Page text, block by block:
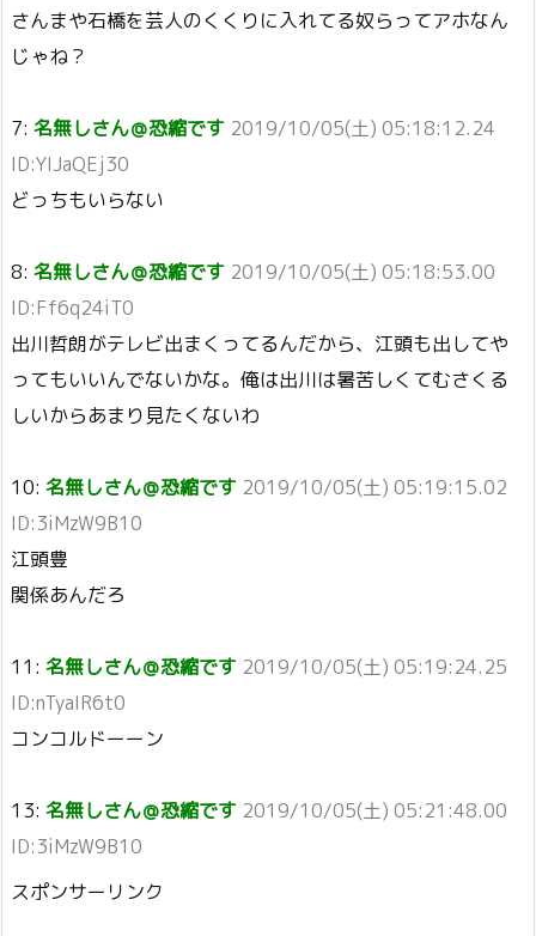
さんまや石橋を芸人のくくりに入れてる奴らってアホなん
じゃね？
7: 名無しさん＠恐縮です 2019/10/05(土) 05:18:12.24
ID:YIJaQEj30
どっちもいらない
8: 名無しさん＠恐縮です 2019/10/05(土) 05:18:53.00
ID:Ff6q24iT0
出川哲朗がテレビ出まくってるんだから、江頭も出してや
ってもいいんでないかな。俺は出川は暑苦しくてむさくる
しいからあまり見たくないわ
10: 名無しさん＠恐縮です 2019/10/05(土) 05:19:15.02
ID:3iMzW9B10
江頭豊
関係あんだろ
11: 名無しさん＠恐縮です 2019/10/05(土) 05:19:24.25
ID:nTyaIR6t0
コンコルドーーン
13: 名無しさん＠恐縮です 2019/10/05(土) 05:21:48.00
ID:3iMzW9B10
スポンサーリンク